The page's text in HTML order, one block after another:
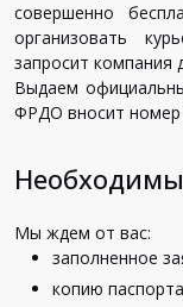
совершенно
организовать
запросит компания
Выдаем
ФРДО вносит номер
Мы ждем от вас:
заполненное
копию